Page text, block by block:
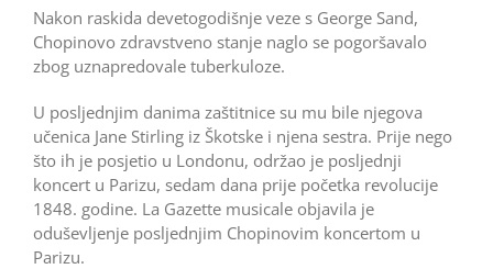
Nakon raskida devetogodišnje veze s George Sand,
Chopinovo zdravstveno stanje naglo se pogoršavalo
zbog uznapredovale tuberkuloze.
U posljednjim danima zašti­tnice su mu bile njegova
učenica Jane Stirling iz Škotske i njena sestra. Prije nego
što ih je posjetio u Londonu, održao je posljednji
koncert u Parizu, sedam dana prije početka revolucije
1848. godine. La Gazette musicale objavila je
oduševljenje posljednjim Chopinovim koncertom u
Parizu.